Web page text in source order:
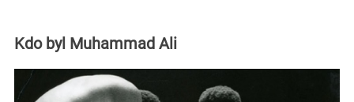
Kdo byl Muhammad Ali